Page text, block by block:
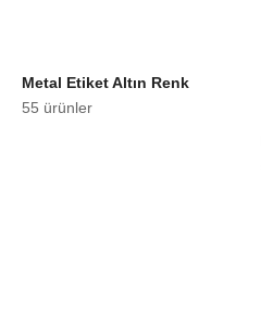
Metal Etiket Altın Renk
55 ürünler